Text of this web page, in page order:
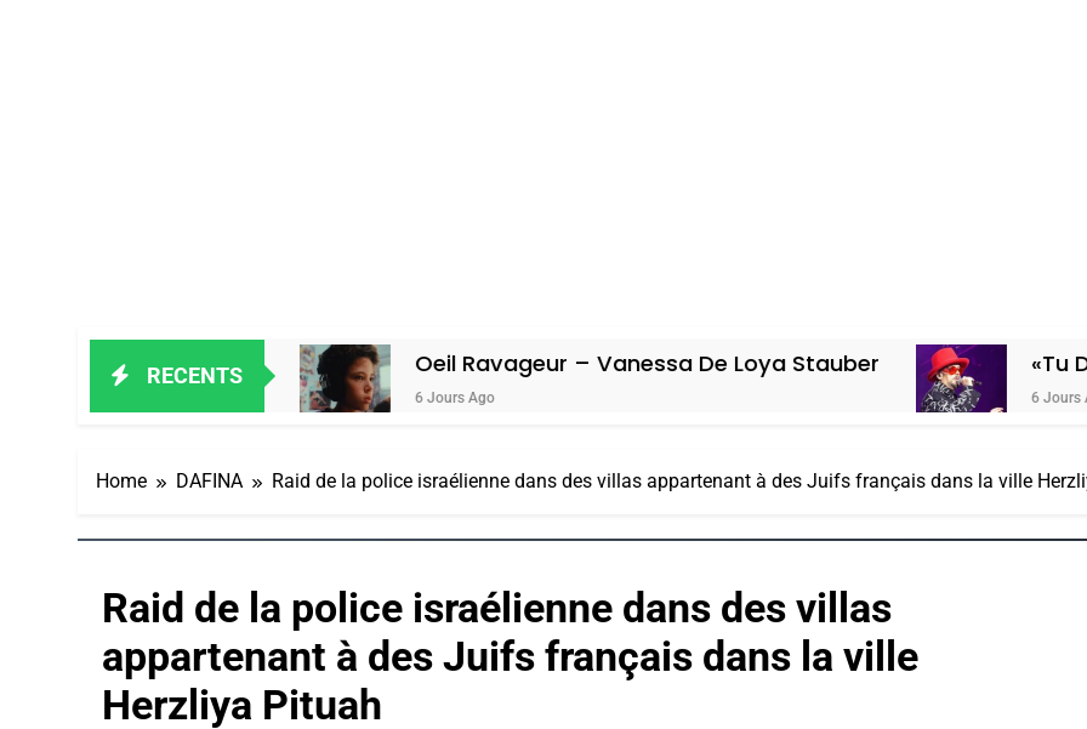
RECENTS
Alain Amiel Oeil Ravageur – Vanessa De Loya Stauber
6 Jours Ago
«Tu Dis
6 Jours Ago
Home DAFINA Raid de la police israélienne dans des villas appartenant à des Juifs français dans la ville
Raid de la police israélienne dans des villas
appartenant à des Juifs français dans la ville
Herzliya Pituah